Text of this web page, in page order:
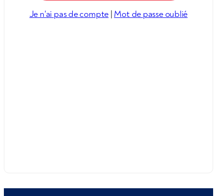
Je n'ai pas de compte | Mot de passe oublié